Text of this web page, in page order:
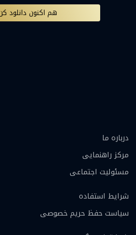
هم اکنون دانلود
درباره ما
مرکز راهنمایی
مسئولیت اجتماعی
شرایط استفاده
سیاست حفظ حریم خصوصی